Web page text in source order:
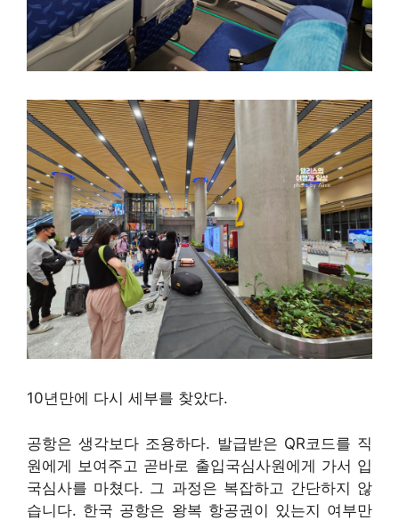
10년만에 다시 세부를 찾았다.
공항은 생각보다 조용하다. 발급받은 QR코드를 직
원에게 보여주고 곧바로 출입국심사원에게 가서 입
국심사를 마쳤다. 그 과정은 복잡하고 간단하지 않
습니다. 한국 공항은 왕복 항공권이 있는지 여부만